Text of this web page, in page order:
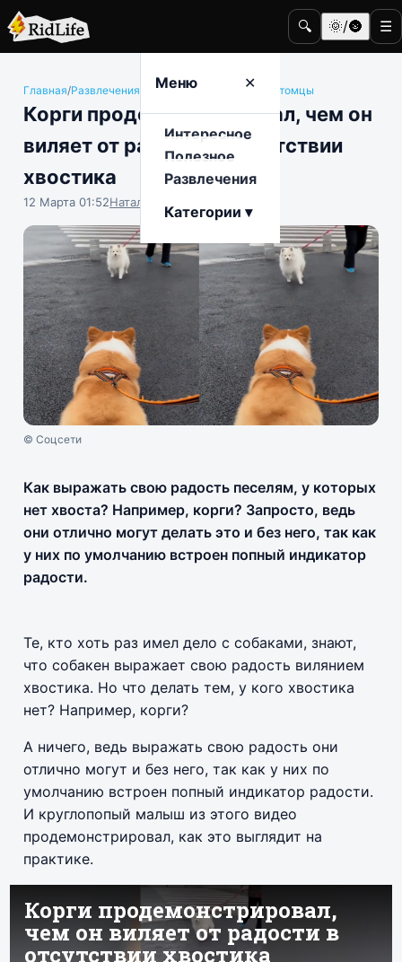
🔍 🌞/🌚 ☰
Меню ✕
Интересное
Полезное
Развлечения
Категории ▾
Главная/Развлечения Животные и домашние питомцы
Корги продемонстрировал, чем он
виляет от радости в отсутствии
хвостика
12 Марта 01:52Наталья Герасимова
© Соцсети
Как выражать свою радость песелям, у которых
нет хвоста? Например, корги? Запросто, ведь
они отлично могут делать это и без него, так как
у них по умолчанию встроен попный индикатор
радости.
Те, кто хоть раз имел дело с собаками, знают,
что собакен выражает свою радость вилянием
хвостика. Но что делать тем, у кого хвостика
нет? Например, корги?
А ничего, ведь выражать свою радость они
отлично могут и без него, так как у них по
умолчанию встроен попный индикатор радости.
И круглопопый малыш из этого видео
продемонстрировал, как это выглядит на
практике.